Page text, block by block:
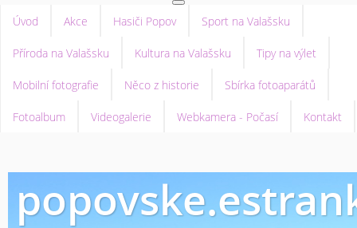
Úvod Akce Hasiči Popov Sport na Valašsku
Příroda na Valašsku Kultura na Valašsku Tipy na výlet
Mobilní fotografie Něco z historie Sbírka fotoaparátů
Fotoalbum Videogalerie Webkamera - Počasí Kontakt